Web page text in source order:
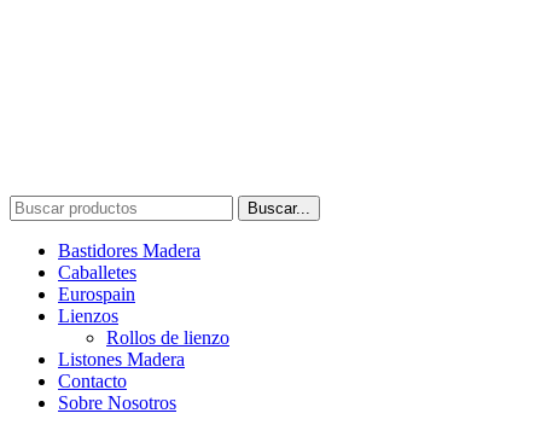
Buscar...
Bastidores Madera
Caballetes
Eurospain
Lienzos
Rollos de lienzo
Listones Madera
Contacto
Sobre Nosotros